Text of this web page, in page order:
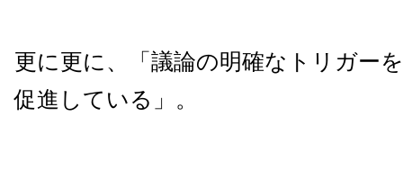
更に更に、「議論の明確なトリガー
促進している」。